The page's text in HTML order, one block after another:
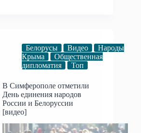
Белорусы Видео
Народы
Крыма
Общественная
дипломатия
Топ
В Симферополе отметили
День единения народов
России и Белоруссии
[видео]